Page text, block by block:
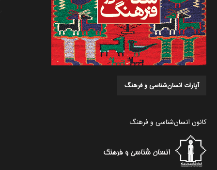
آپارات انسان‌شناسی و فرهنگ
کانون انسان‌شناسی و فرهنگ